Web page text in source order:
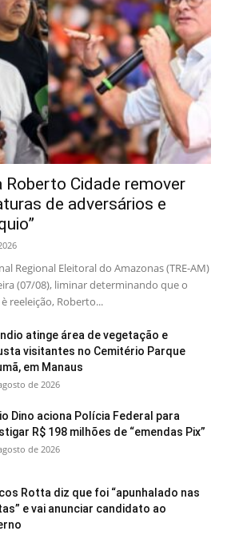
Roberto Cidade remover
de adversários e
Regional Eleitoral do Amazonas (TRE-AM)
(07/08), liminar determinando que o
reeleição, Roberto...
atinge área de vegetação e
visitantes no Cemitério Parque
em Manaus
de 2026
Dino aciona Polícia Federal para
R$ 198 milhões de “emendas Pix”
de 2026
Rotta diz que foi “apunhalado nas
e vai anunciar candidato ao